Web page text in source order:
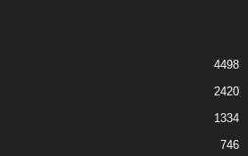
4498
2420
1334
746